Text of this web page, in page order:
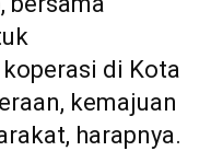
di Kota
kemajuan
harapnya.